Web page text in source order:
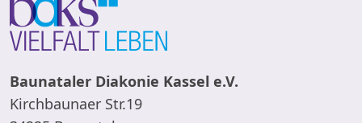
Baunataler Diakonie Kassel e.V.
Kirchbaunaer Str.19